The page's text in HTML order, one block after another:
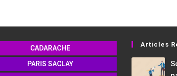
CADARACHE
PARIS SACLAY
Articles